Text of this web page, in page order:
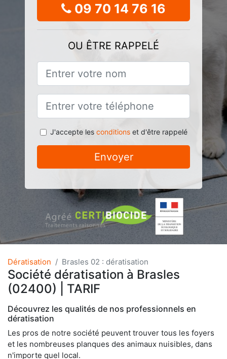
09 70 14 76 16
OU ÊTRE RAPPELÉ
J'accepte les conditionset d'être rappelé
Envoyer
Dératisation Brasles 02 : dératisation
Société dératisation à Brasles
(02400) | TARIF
Découvrez les qualités de nos professionnels en
dératisation
Les pros de notre société peuvent trouver tous les foyers
et les nombreuses planques des animaux nuisibles, dans
n'importe quel local.